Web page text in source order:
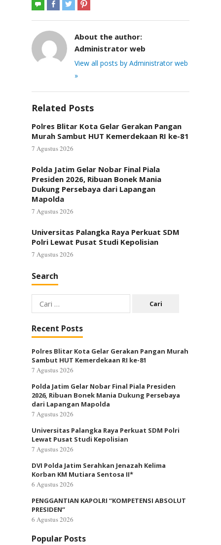
About the author:
Administrator web
View all posts by Administrator web
»
Related Posts
Polres Blitar Kota Gelar Gerakan Pangan
Murah Sambut HUT Kemerdekaan RI ke-81
7 Agustus 2026
Polda Jatim Gelar Nobar Final Piala
Presiden 2026, Ribuan Bonek Mania
Dukung Persebaya dari Lapangan
Mapolda
7 Agustus 2026
Universitas Palangka Raya Perkuat SDM
Polri Lewat Pusat Studi Kepolisian
7 Agustus 2026
Search
Cari
untuk:
Recent Posts
Polres Blitar Kota Gelar Gerakan Pangan Murah
Sambut HUT Kemerdekaan RI ke-81
7 Agustus 2026
Polda Jatim Gelar Nobar Final Piala Presiden
2026, Ribuan Bonek Mania Dukung Persebaya
dari Lapangan Mapolda
7 Agustus 2026
Universitas Palangka Raya Perkuat SDM Polri
Lewat Pusat Studi Kepolisian
7 Agustus 2026
DVI Polda Jatim Serahkan Jenazah Kelima
Korban KM Mutiara Sentosa II*
6 Agustus 2026
PENGGANTIAN KAPOLRI “KOMPETENSI ABSOLUT
PRESIDEN”
6 Agustus 2026
Popular Posts